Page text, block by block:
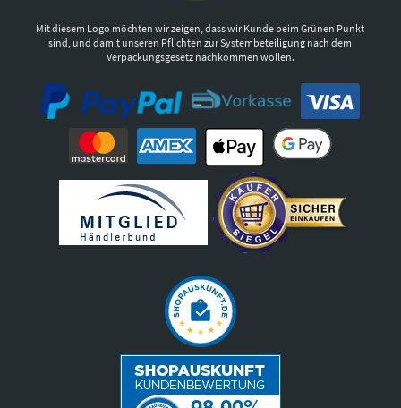
Mit diesem Logo möchten wir zeigen, dass wir Kunde beim Grünen Punkt
sind, und damit unseren Pflichten zur Systembeteiligung nach dem
Verpackungsgesetz nachkommen wollen.